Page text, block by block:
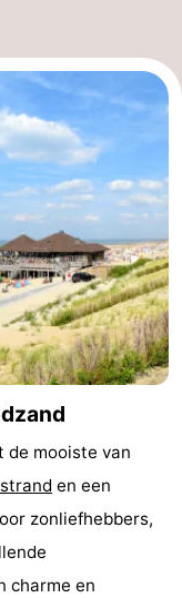
mooiste van
en een
zonliefhebbers,
charme en